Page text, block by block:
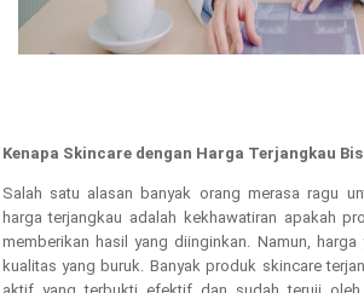
Kenapa Skincare dengan Harga Terjangkau
Salah satu alasan banyak orang merasa ragu
harga terjangkau adalah kekhawatiran apakah
memberikan hasil yang diinginkan. Namun,
kualitas yang buruk. Banyak produk skincare